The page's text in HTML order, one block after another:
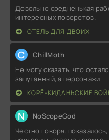
Довольно средненькая
интересных поворотов.
ОТЕЛЬ ДЛЯ ДВОИХ
C ChillMoth
Не могу сказать, что
запутанный, а персонажи
КОРЁ-КИДАНЬСКИЕ
N NoScopeGod
Честно говоря,